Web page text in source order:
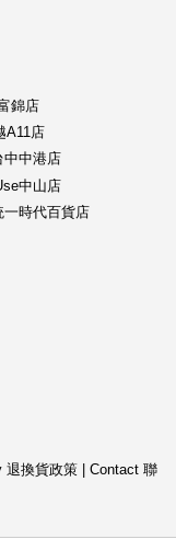
錦店
A11店
中中港店
中山店
時代百貨店
退換貨政策
Contact 聯